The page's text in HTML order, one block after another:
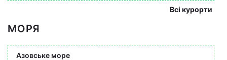
Всі курорти
МОРЯ
Азовське море